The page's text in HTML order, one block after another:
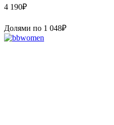
4 190₽
Долями по 1 048₽